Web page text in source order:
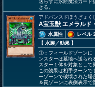
送らずに永続魔法カード
きる。
アドバンスドほうぎょ
A宝玉獣 エメラルド
水属性
レベル
【 水族／効果 】
①：フィールドゾーンに
ンスターは墓地へ送ら
スター１体を対象として
この効果は相手ターン
ーゾーンで破壊された場
＆罠ゾーンに表側表示で